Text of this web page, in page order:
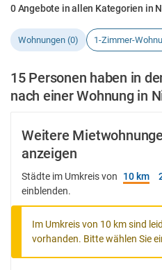
0 Angebote in allen Kategorien in
Wohnungen (0) 1-Zimmer-
15 Personen haben in
nach einer Wohnung in
Weitere
anzeigen
Städte im Umkreis von 10 km
einblenden.
Im Umkreis von 10 km sind
vorhanden. Bitte wählen Sie